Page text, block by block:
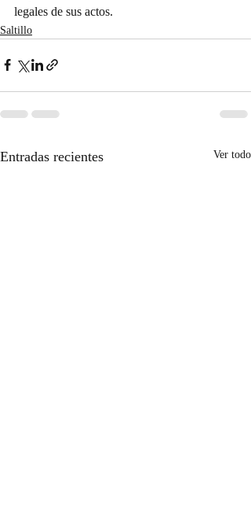
legales de sus actos.
Saltillo
Entradas recientes Ver todo